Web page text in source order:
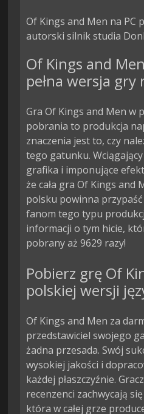
Of Kings and Men na PC
autorski silnik studia
Of Kings and
pełna wersja gry
Gra Of Kings and Men w
pobrania to produkcja
znaczenia jest to, czy
tego gatunku.
grafika i imponujące
że cała gra Of Kings and
polsku powinna
fanom tego typu
informacji o tym hicie,
pobrany aż 9629 razy!
Pobierz grę Of
polskiej wersji
Of Kings and Men za
przedstawiciel swojego
żadna przesada. Swój
wysokiej jakości i
każdej płaszczyźnie.
recenzenci zachwycają
która w całej grze